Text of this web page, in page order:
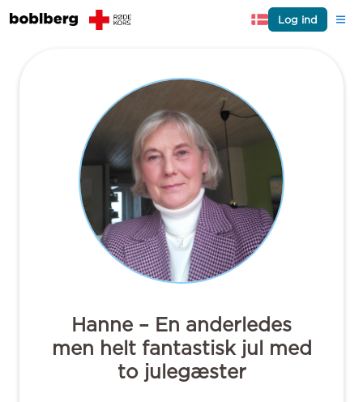
Log ind
Hanne – En anderledes
men helt fantastisk jul med
to julegæster